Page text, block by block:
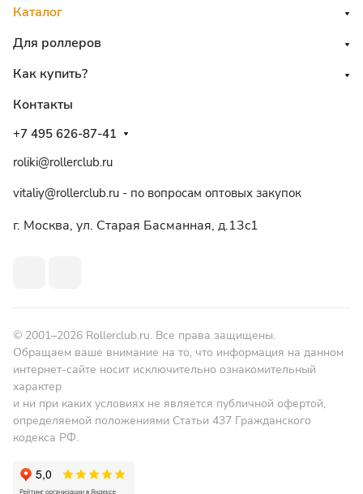
Каталог
Для роллеров
Как купить?
Контакты
+7 495 626-87-41
roliki@rollerclub.ru
vitaliy@rollerclub.ru - по вопросам оптовых закупок
г. Москва, ул. Старая Басманная, д.13c1
© 2001–2026 Rollerclub.ru. Все права защищены.
Обращаем ваше внимание на то, что информация на данном
интернет-сайте носит исключительно ознакомительный
характер
и ни при каких условиях не является публичной офертой,
определяемой положениями Статьи 437 Гражданского
кодекса РФ.